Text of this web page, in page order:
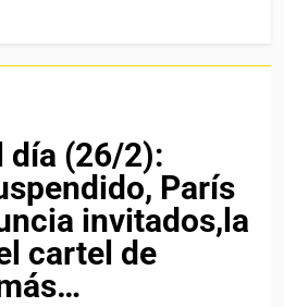
día (26/2):
París
invitados,la
cartel de